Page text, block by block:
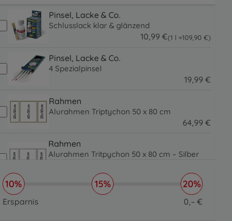
Pinsel, Lacke & Co.
Schlusslack klar & glänzend
10,99 €(1 l =109,90 €
109.9 EUR )
Pinsel, Lacke & Co.
4 Spezialpinsel
19 99 €
Rahmen
Alurahmen Triptychon 50 x 80 cm
64 99 €
Rahmen
Alurahmen Tritpychon 50 x 80 cm – Silber
64,99
64.99 EUR
Pinsel, Lacke & Co.
10% 15% 20%
Ersparnis 0,– €